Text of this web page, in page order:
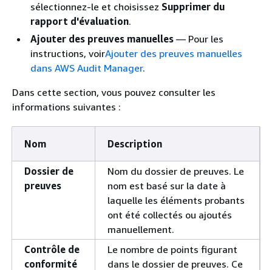
sélectionnez-le et choisissez Supprimer du
rapport d'évaluation.
Ajouter des preuves manuelles — Pour les
instructions, voirAjouter des preuves manuelles
dans AWS Audit Manager.
Dans cette section, vous pouvez consulter les
informations suivantes :
Nom Description
Dossier de
preuves
Nom du dossier de preuves. Le
nom est basé sur la date à
laquelle les éléments probants
ont été collectés ou ajoutés
manuellement.
Contrôle de
conformité
Le nombre de points figurant
dans le dossier de preuves. Ce